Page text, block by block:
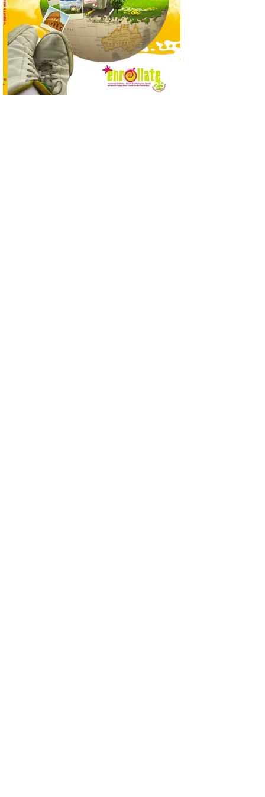
Se trata de un visor web
que permite conocer la
posición exacta del Sol y
así localizar el lugar ideal
para observar el eclipse
solar del 12 de agosto de 2026 sin
obstáculos. El visor es una herramienta a
la […]